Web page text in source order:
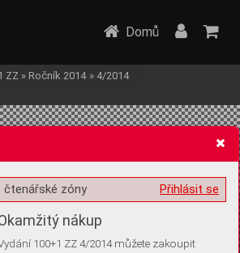
ukládáním volitelných informací
Domů
ZZ » Ročník 2014 » 4/2014
Přihlásit se
čtenářské zóny
nákup
100+1 ZZ 4/2014 můžete zakoupit